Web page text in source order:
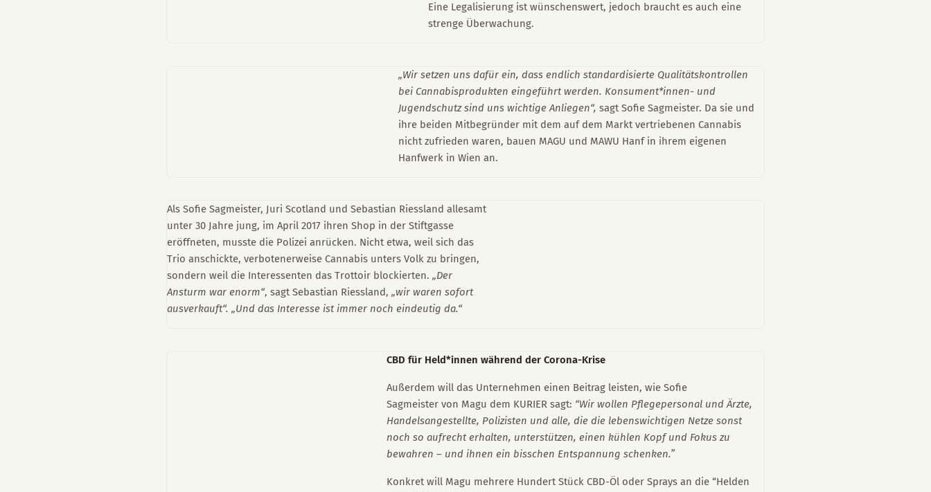
Eine Legalisierung ist wünschenswert, jedoch braucht es auch eine
strenge Überwachung.
„Wir setzen uns dafür ein, dass endlich standardisierte Qualitätskontrollen
bei Cannabisprodukten eingeführt werden. Konsument*innen- und
Jugendschutz sind uns wichtige Anliegen“,sagt Sofie Sagmeister. Da sie und
ihre beiden Mitbegründer mit dem auf dem Markt vertriebenen Cannabis
nicht zufrieden waren, bauen MAGU und MAWU Hanf in ihrem eigenen
Hanfwerk in Wien an.
Als Sofie Sagmeister, Juri Scotland und Sebastian Riessland allesamt
unter 30 Jahre jung, im April 2017 ihren Shop in der Stiftgasse
eröffneten, musste die Polizei anrücken. Nicht etwa, weil sich das
Trio anschickte, verbotenerweise Cannabis unters Volk zu bringen,
sondern weil die Interessenten das Trottoir blockierten. „Der
Ansturm war enorm“, sagt Sebastian Riessland, „wir waren sofort
ausverkauft“. „Und das Interesse ist immer noch eindeutig da.“
CBD für Held*innen während der Corona-Krise
Außerdem will das Unternehmen einen Beitrag leisten, wie Sofie
Sagmeister von Magu dem KURIER sagt: “Wir wollen Pflegepersonal und Ärzte,
Handelsangestellte, Polizisten und alle, die die lebenswichtigen Netze sonst
noch so aufrecht erhalten, unterstützen, einen kühlen Kopf und Fokus zu
bewahren – und ihnen ein bisschen Entspannung schenken.”
Konkret will Magu mehrere Hundert Stück CBD-Öl oder Sprays an die “Helden